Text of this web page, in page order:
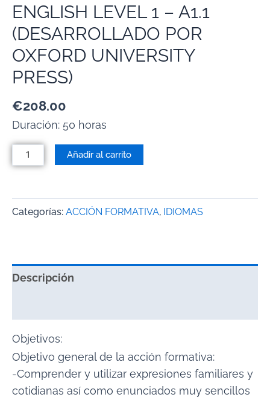
ENGLISH LEVEL 1 – A1.1
(DESARROLLADO POR
OXFORD UNIVERSITY
PRESS)
€208.00
Duración: 50 horas
Añadir al carrito
Categorías: ACCIÓN FORMATIVA, IDIOMAS
Descripción
Objetivos:
Objetivo general de la acción formativa:
-Comprender y utilizar expresiones familiares y
cotidianas así como enunciados muy sencillos